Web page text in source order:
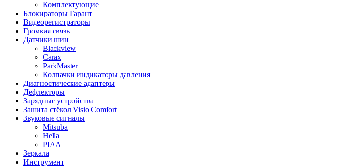
Комплектующие
Блокираторы Гарант
Видеорегистраторы
Громкая связь
Датчики шин
Blackview
Carax
ParkMaster
Колпачки индикаторы давления
Диагностические адаптеры
Дефлекторы
Зарядные устройства
Защита стёкол Visio Comfort
Звуковые сигналы
Mitsuba
Hella
PIAA
Зеркала
Инструмент